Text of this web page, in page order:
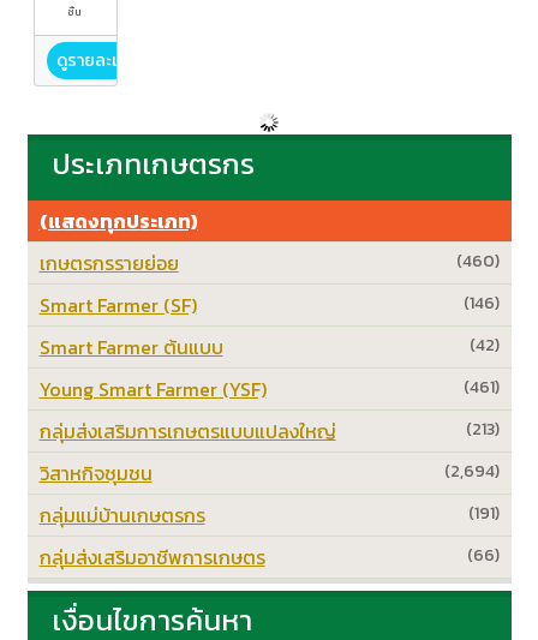
ชิ้น
ดูรายละเอียด
ประเภทเกษตรกร
(แสดงทุกประเภท)
(460)
เกษตรกรรายย่อย
(146)
Smart Farmer (SF)
(42)
Smart Farmer ต้นแบบ
(461)
Young Smart Farmer (YSF)
(213)
กลุ่มส่งเสริมการเกษตรแบบแปลงใหญ่
(2,694)
วิสาหกิจชุมชน
(191)
กลุ่มแม่บ้านเกษตรกร
(66)
กลุ่มส่งเสริมอาชีพการเกษตร
เงื่อนไขการค้นหา